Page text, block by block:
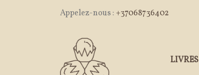
Appelez-nous : +37068736402
LIVRES